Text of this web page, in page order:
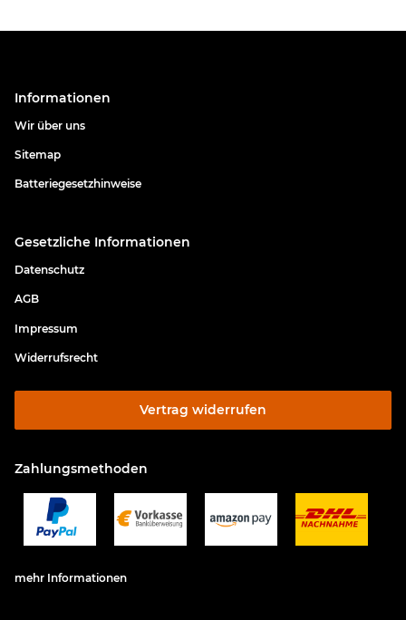
Informationen
Wir über uns
Sitemap
Batteriegesetzhinweise
Gesetzliche Informationen
Datenschutz
AGB
Impressum
Widerrufsrecht
Vertrag widerrufen
Zahlungsmethoden
mehr Informationen